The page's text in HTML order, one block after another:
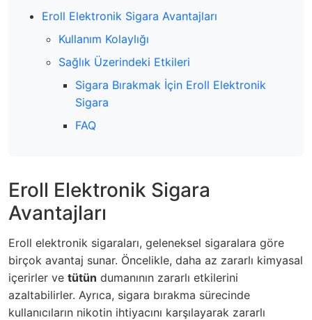
Eroll Elektronik Sigara Avantajları
Kullanım Kolaylığı
Sağlık Üzerindeki Etkileri
Sigara Bırakmak İçin Eroll Elektronik
Sigara
FAQ
Eroll Elektronik Sigara
Avantajları
Eroll elektronik sigaraları, geleneksel sigaralara göre
birçok avantaj sunar. Öncelikle, daha az zararlı kimyasal
içerirler ve tütün dumanının zararlı etkilerini
azaltabilirler. Ayrıca, sigara bırakma sürecinde
kullanıcıların nikotin ihtiyacını karşılayarak zararlı